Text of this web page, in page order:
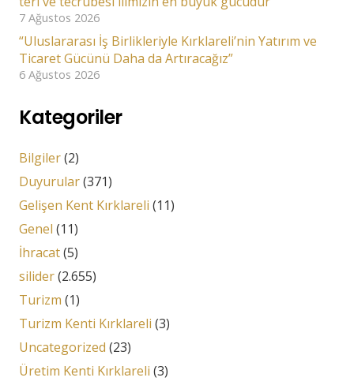
7 Ağustos 2026
“Uluslararası İş Birlikleriyle Kırklareli’nin Yatırım ve
Ticaret Gücünü Daha da Artıracağız”
6 Ağustos 2026
Kategoriler
Bilgiler(2)
Duyurular(371)
Gelişen Kent Kırklareli (11)
Genel (11)
İhracat(5)
silider(2.655)
Turizm (1)
Turizm Kenti Kırklareli (3)
Uncategorized (23)
Üretim Kenti Kırklareli (3)